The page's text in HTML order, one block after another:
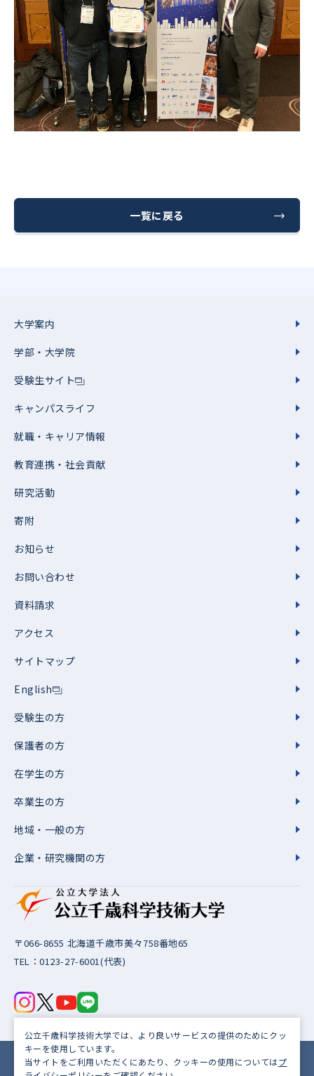
公立千歳科学技術大学では、より良いサービスの提供のためにクッ
キーを使用しています。
当サイトをご利用いただくにあたり、クッキーの使用についてはプ
一覧に戻る
〒066-8655 北海道千歳市美々758番地65
TEL：0123-27-6001(代表)
大学案内
学部・大学院
受験生サイト
キャンパスライフ
就職・キャリア情報
教育連携・社会貢献
研究活動
寄附
お知らせ
お問い合わせ
資料請求
アクセス
サイトマップ
English
受験生の方
保護者の方
在学生の方
卒業生の方
地域・一般の方
企業・研究機関の方
サイトポリシー プライバシーポリシー